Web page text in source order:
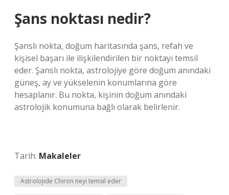
Şans noktası nedir?
Şanslı nokta, doğum haritasında şans, refah ve
kişisel başarı ile ilişkilendirilen bir noktayı temsil
eder. Şanslı nokta, astrolojiye göre doğum anındaki
güneş, ay ve yükselenin konumlarına göre
hesaplanır. Bu nokta, kişinin doğum anındaki
astrolojik konumuna bağlı olarak belirlenir.
Tarih: Makaleler
Astrolojide Chiron neyi temsil eder